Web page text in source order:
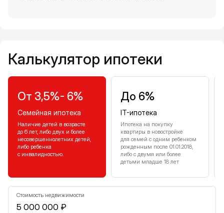
Калькулятор ипотеки
От 3,5%- 6%
Семейная ипотека
Наличие детей в возрасте
до 6 лет, либо двух и более
несовершеннолетних детей,
либо ребенка
с инвалидностью.
До 6%
IT-ипотека
Ипотека на покупку
квартиры в новостройке
для семей с одним ребенком
рожденным после 01.01.2018,
либо с двумя или более
детьми младше 18 лет
Стоимость недвижимости